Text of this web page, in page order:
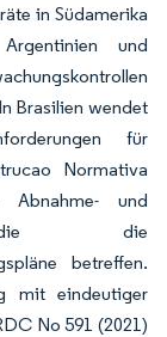
in Südamerika
und
Brasilien wendet
für
Normativa
und
die die
betreffen.
mit eindeutiger
No 591 (2021)